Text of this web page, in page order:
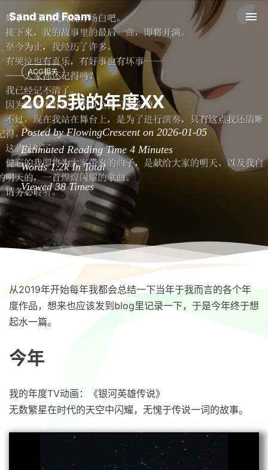
Sand and Foam
ACG相关
2025我的年度XX
Posted by FlowingCrescent on 2026-01-05
Estimated Reading Time 4 Minutes
Words1.2kIn Total
Viewed38Times
从2019年开始每年我都会总结一下当年于我而言的各个年
度作品，想来也应该发到blog里记录一下，于是今年终于想
起水一篇。
今年
我的年度TV动画：《银河英雄传说》
无数繁星在时代的天空中闪耀，无愧于传说一词的故事。